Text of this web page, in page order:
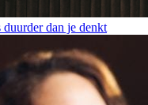
dan je denkt